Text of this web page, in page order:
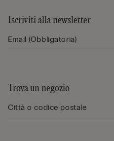
Iscriviti alla newsletter
Trova un negozio